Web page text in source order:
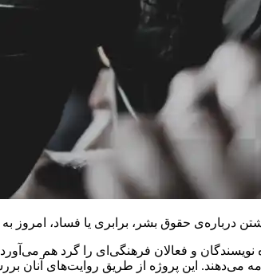
نویسندگان و فعالان فرهنگی‌ای را گرد هم
می‌دهند. این پروژه از طریق روایت‌های